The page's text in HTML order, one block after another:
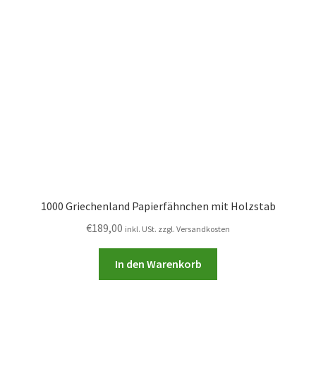
1000 Griechenland Papierfähnchen mit Holzstab
€189,00 inkl. USt. zzgl. Versandkosten
In den Warenkorb